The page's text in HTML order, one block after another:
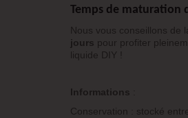
Temps de maturation
Nous vous conseillons de
jours pour profiter
liquide DIY !
Informations
Conservation : stocké